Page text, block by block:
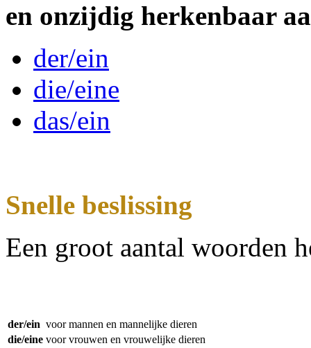
en onzijdig herkenbaar
der/ein
die/eine
das/ein
Snelle beslissing
Een groot aantal woorden
der/ein voor mannen en mannelijke dieren
die/eine voor vrouwen en vrouwelijke dieren